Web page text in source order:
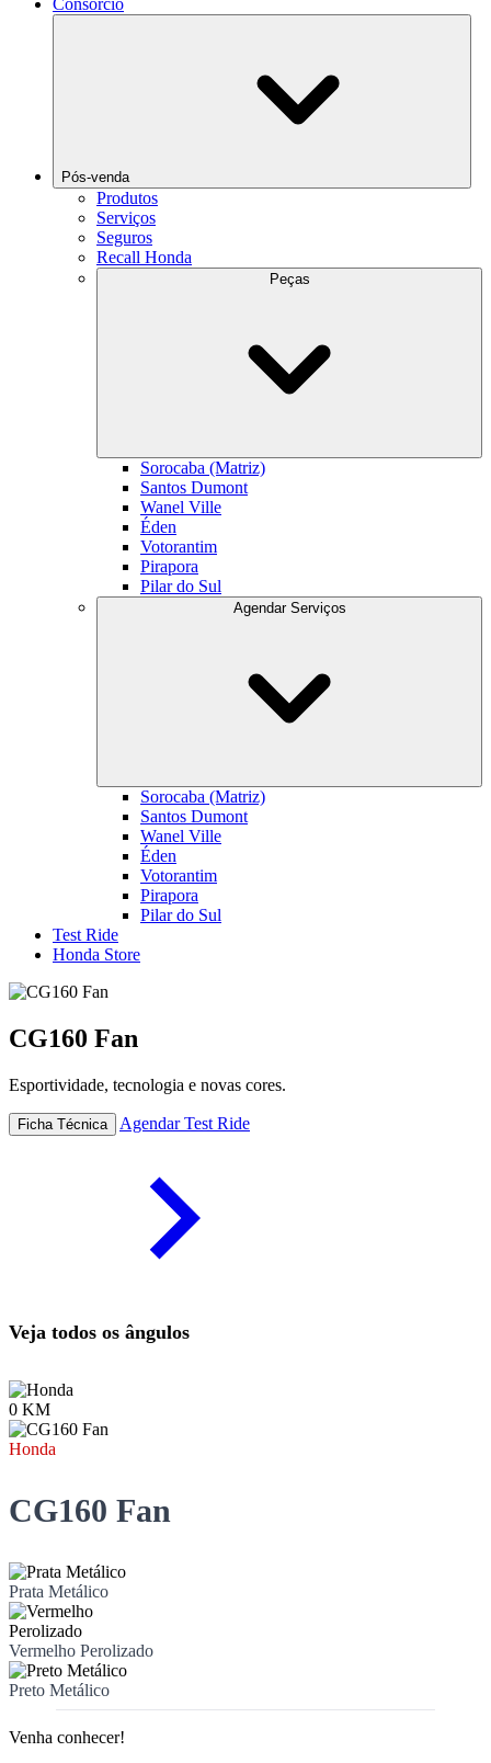
Consórcio
Pós-venda
Produtos
Serviços
Seguros
Recall Honda
Sorocaba (Matriz)
Santos Dumont
Wanel Ville
Éden
Votorantim
Pirapora
Pilar do Sul
Sorocaba (Matriz)
Santos Dumont
Wanel Ville
Éden
Votorantim
Pirapora
Pilar do Sul
Test Ride
Honda Store
CG160 Fan
Esportividade, tecnologia e novas cores.
Ficha Técnica Agendar Test Ride
Veja todos os ângulos
0 KM
Honda
CG160 Fan
Prata Metálico
Vermelho Perolizado
Preto Metálico
Venha conhecer!